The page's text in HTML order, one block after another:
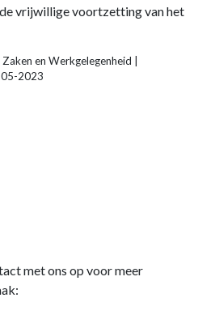
vrijwillige voortzetting van het
en Werkgelegenheid |
2023
met ons op voor meer